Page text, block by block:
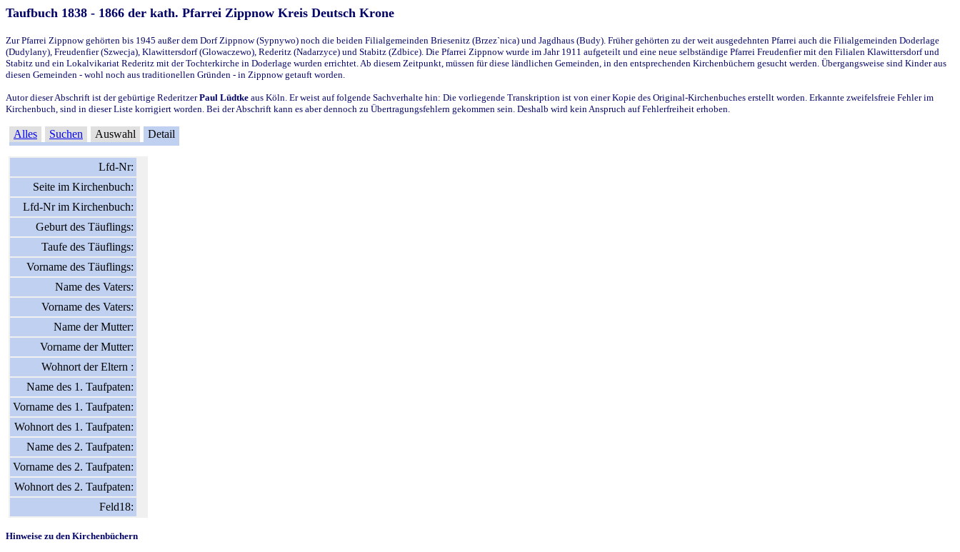
Taufbuch 1838 - 1866 der kath. Pfarrei Zippnow Kreis Deutsch Krone
Zur Pfarrei Zippnow gehörten bis 1945 außer dem Dorf Zippnow (Sypnywo) noch die beiden Filialgemeinden Briesenitz (Brzez`nica) und Jagdhaus (Budy). Früher gehörten zu der weit ausgedehnten Pfarrei auch die Filialgemeinden Doderlage
(Dudylany), Freudenfier (Szwecja), Klawittersdorf (Glowaczewo), Rederitz (Nadarzyce) und Stabitz (Zdbice). Die Pfarrei Zippnow wurde im Jahr 1911 aufgeteilt und eine neue selbständige Pfarrei Freudenfier mit den Filialen Klawittersdorf und
Stabitz und ein Lokalvikariat Rederitz mit der Tochterkirche in Doderlage wurden errichtet. Ab diesem Zeitpunkt, müssen für diese ländlichen Gemeinden, in den entsprechenden Kirchenbüchern gesucht werden. Übergangsweise sind Kinder aus
diesen Gemeinden - wohl noch aus traditionellen Gründen - in Zippnow getauft worden.
Autor dieser Abschrift ist der gebürtige RederitzerPaul Lüdtke aus Köln. Er weist auf folgende Sachverhalte hin: Die vorliegende Transkription ist von einer Kopie des Original-Kirchenbuches erstellt worden. Erkannte zweifelsfreie Fehler im
Kirchenbuch, sind in dieser Liste korrigiert worden. Bei der Abschrift kann es aber dennoch zu Übertragungsfehlern gekommen sein. Deshalb wird kein Anspruch auf Fehlerfreiheit erhoben.
Alles Suchen Auswahl Detail
Lfd-Nr:
Seite im Kirchenbuch:
Lfd-Nr im Kirchenbuch:
Geburt des Täuflings:
Taufe des Täuflings:
Vorname des Täuflings:
Name des Vaters:
Vorname des Vaters:
Name der Mutter:
Vorname der Mutter:
Wohnort der Eltern :
Name des 1. Taufpaten:
Vorname des 1. Taufpaten:
Wohnort des 1. Taufpaten:
Name des 2. Taufpaten:
Vorname des 2. Taufpaten:
Wohnort des 2. Taufpaten:
Feld18:
Hinweise zu den Kirchenbüchern